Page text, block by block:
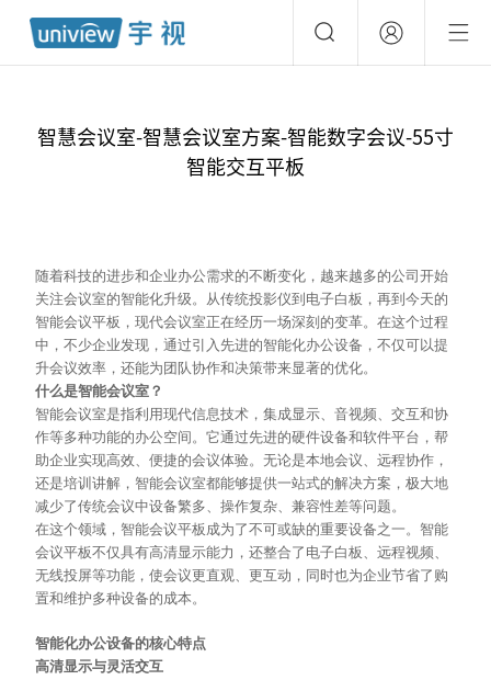
智慧会议室-智慧会议室方案-智能数字会议-55寸
智能交互平板
随着科技的进步和企业办公需求的不断变化，越来越多的公司开始
关注会议室的智能化升级。从传统投影仪到电子白板，再到今天的
智能会议平板，现代会议室正在经历一场深刻的变革。在这个过程
中，不少企业发现，通过引入先进的智能化办公设备，不仅可以提
升会议效率，还能为团队协作和决策带来显著的优化。
什么是智能会议室？
智能会议室是指利用现代信息技术，集成显示、音视频、交互和协
作等多种功能的办公空间。它通过先进的硬件设备和软件平台，帮
助企业实现高效、便捷的会议体验。无论是本地会议、远程协作，
还是培训讲解，智能会议室都能够提供一站式的解决方案，极大地
减少了传统会议中设备繁多、操作复杂、兼容性差等问题。
在这个领域，智能会议平板成为了不可或缺的重要设备之一。智能
会议平板不仅具有高清显示能力，还整合了电子白板、远程视频、
无线投屏等功能，使会议更直观、更互动，同时也为企业节省了购
置和维护多种设备的成本。
智能化办公设备的核心特点
高清显示与灵活交互